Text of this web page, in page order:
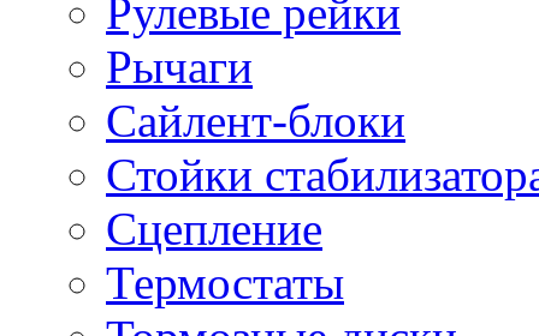
Рулевые рейки
Рычаги
Сайлент-блоки
Стойки
Сцепление
Термостаты